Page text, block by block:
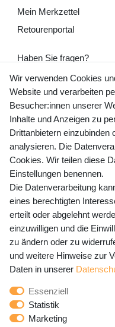
Mein Merkzettel
Retourenportal
Haben Sie fragen?
+49 (0) 35243
Mo-Fr 9-15 Uhr
shop@banjado.com
Preisangaben inkl.
Versandkosten
Newsletter
E-MAIL **
Newsletter
Honig
Hiermit bestätige ich,
gelesen habe. Meine
widerrufen.**
Wir verwenden Cookies
Website und verarbeiten
Besucher:innen unserer
Inhalte und Anzeigen zu
Drittanbietern einzubinden
analysieren. Die
Cookies. Wir teilen diese
Einstellungen benennen.
Die Datenverarbeitung
eines berechtigten
erteilt oder abgelehnt
einzuwilligen und die
zu ändern oder zu
und weitere Hinweise zur
Daten in unserer
Essenziell
Statistik
Marketing